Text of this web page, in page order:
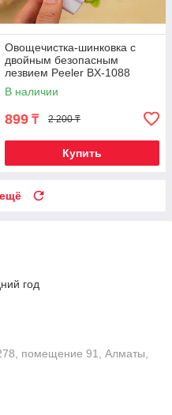
Овощечистка-шинковка с
двойным безопасным
лезвием Peeler BX-1088
В наличии
899 ₸ 2 200 ₸
Купить
год
помещение 91, Алматы,